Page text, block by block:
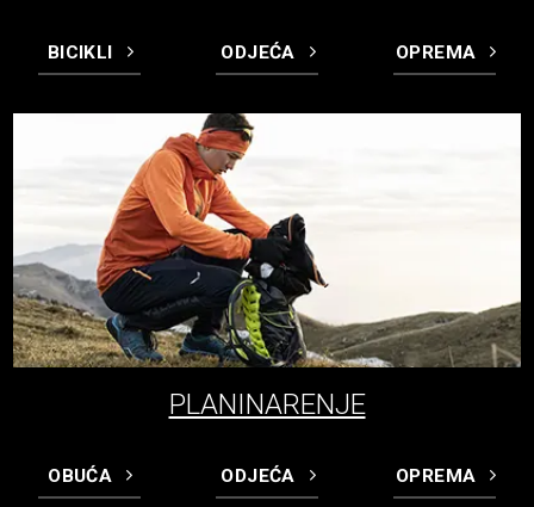
BICIKLI ODJEĆA OPREMA
PLANINARENJE
OBUĆA ODJEĆA OPREMA